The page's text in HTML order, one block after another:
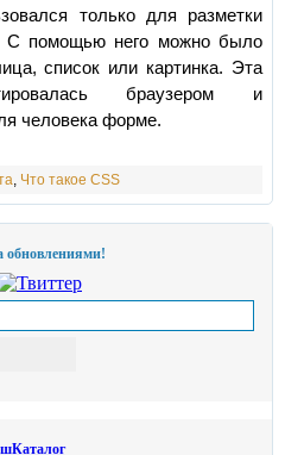
только для разметки
С помощью него можно было
список или картинка. Эта
браузером и
человека форме.
, Что такое CSS
обновлениями!